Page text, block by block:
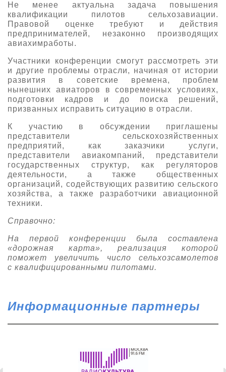
Документы
Контакты
Заочное участие
Прилет на выставку
Место проведения HeliRussia
Схема проезда
Правила доступа и пребывания Крокус Экспо
Для СМИ
Аккредитация прессы
Условия инфопартнёрства
Положение об аккредитации
Публикации о выставке
Пресс-релизы
Архив
Не менее актуальна задача повышения
квалификации пилотов сельхозавиации.
Правовой оценке требуют и действия
предпринимателей, незаконно производящих
авиахимработы.
Участники конференции смогут рассмотреть эти
и другие проблемы отрасли, начиная от истории
развития в советские времена, проблем
нынешних авиаторов в современных условиях,
подготовки кадров и до поиска решений,
призванных исправить ситуацию в отрасли.
К участию в обсуждении приглашены
представители сельскохозяйственных
предприятий, как заказчики услуги,
представители авиакомпаний, представители
государственных структур, как регуляторов
деятельности, а также общественных
организаций, содействующих развитию сельского
хозяйства, а также разработчики авиационной
техники.
Справочно:
На первой конференции была составлена
«дорожная карта», реализация которой
поможет увеличить число сельхозсамолетов
с квалифицированными пилотами.
Информационные партнеры